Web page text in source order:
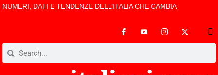
NUMERI, DATI E TENDENZE DELL’ITALIA CHE CAMBIA